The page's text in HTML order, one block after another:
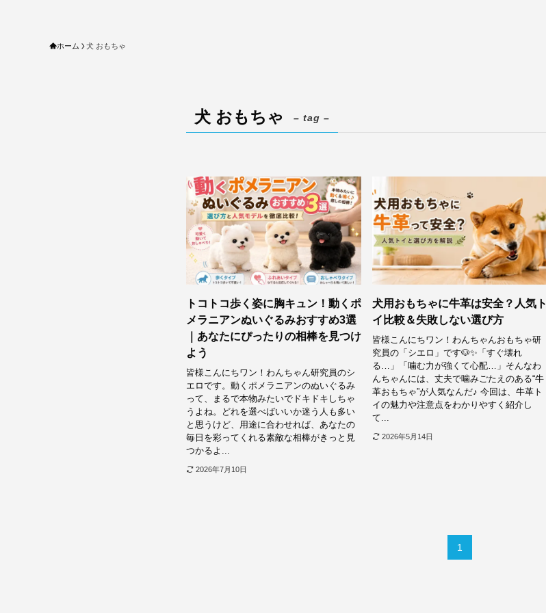
ホーム 犬 おもちゃ
犬 おもちゃ – tag –
トコトコ歩く姿に胸キュン！動くポ
メラニアンぬいぐるみおすすめ3選
｜あなたにぴったりの相棒を見つけ
よう
皆様こんにちワン！わんちゃん研究員のシ
エロです。動くポメラニアンのぬいぐるみ
って、まるで本物みたいでドキドキしちゃ
うよね。どれを選べばいいか迷う人も多い
と思うけど、用途に合わせれば、あなたの
毎日を彩ってくれる素敵な相棒がきっと見
つかるよ...
2026年7月10日
犬用おもちゃに牛革は安全？人気ト
イ比較＆失敗しない選び方
皆様こんにちワン！わんちゃんおもちゃ研
究員の「シエロ」です🐶✨「すぐ壊れ
る…」「噛む力が強くて心配…」そんなわ
んちゃんには、丈夫で噛みごたえのある“牛
革おもちゃ”が人気なんだ♪ 今回は、牛革ト
イの魅力や注意点をわかりやすく紹介し
て...
2026年5月14日
1